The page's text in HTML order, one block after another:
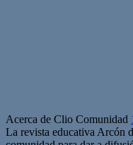
Acerca de Clio Comunidad
La revista educativa Arcón